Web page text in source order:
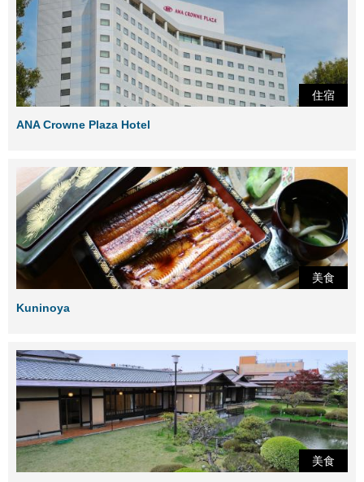
住宿
ANA Crowne Plaza Hotel
美食
Kuninoya
美食